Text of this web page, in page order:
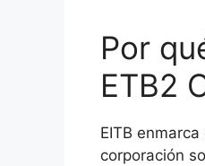
Por
ETB2
EITB
corporación